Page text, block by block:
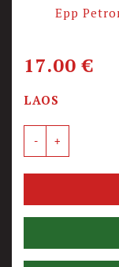
Epp
17.00€
LAOS